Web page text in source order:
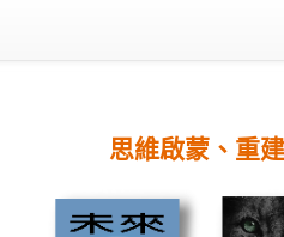
思維啟蒙、重